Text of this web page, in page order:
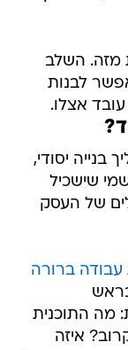
מזה. השלב
לבנות
אצלו.
יסודי,
שישכיל
של העסק
עבודה ברורה
מה התוכנית
איזה